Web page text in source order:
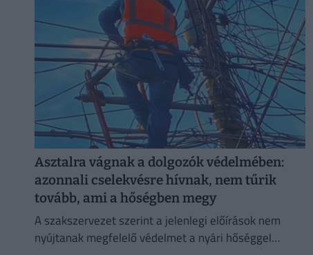
Asztalra vágnak a dolgozók védelmében:
azonnali cselekvésre hívnak, nem tűrik
tovább, ami a hőségben megy
A szakszervezet szerint a jelenlegi előírások nem
nyújtanak megfelelő védelmet a nyári hőséggel